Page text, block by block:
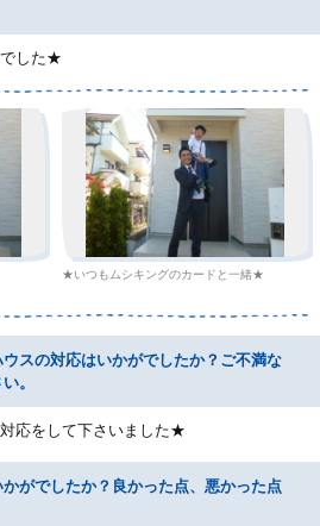
した★
★いつもムシキングのカードと一緒★
スの対応はいかがでしたか？ご不満な
。
応をして下さいました★
がでしたか？良かった点、悪かった点